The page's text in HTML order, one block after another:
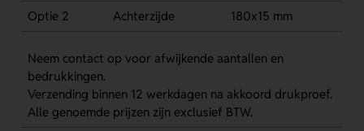
Optie 2
Achterzijde 180x15 mm
Neem contact op voor afwijkende aantallen en
bedrukkingen.
Verzending binnen 12 werkdagen na akkoord drukproef.
Alle genoemde prijzen zijn exclusief BTW.